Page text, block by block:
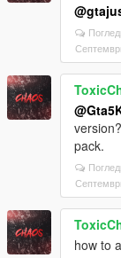
pack.
how to